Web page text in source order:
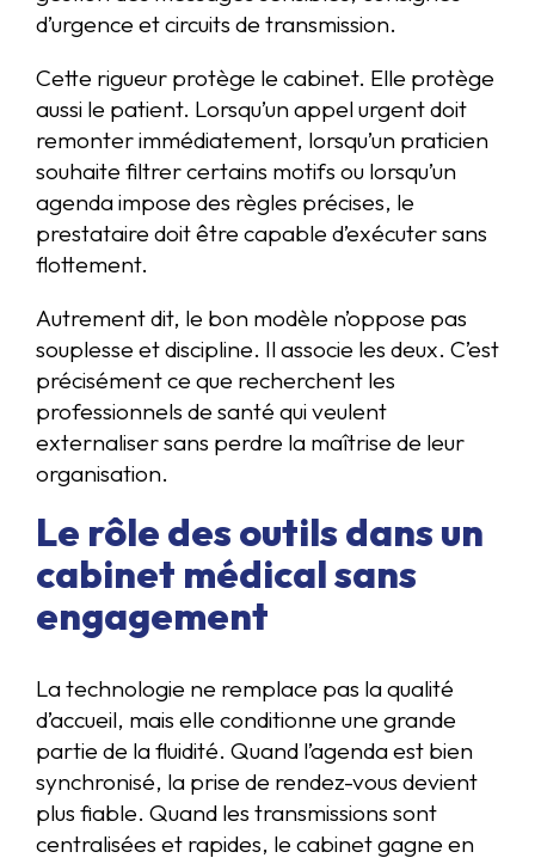
d’urgence et circuits de transmission.
Cette rigueur protège le cabinet. Elle protège
aussi le patient. Lorsqu’un appel urgent doit
remonter immédiatement, lorsqu’un praticien
souhaite filtrer certains motifs ou lorsqu’un
agenda impose des règles précises, le
prestataire doit être capable d’exécuter sans
flottement.
Autrement dit, le bon modèle n’oppose pas
souplesse et discipline. Il associe les deux. C’est
précisément ce que recherchent les
professionnels de santé qui veulent
externaliser sans perdre la maîtrise de leur
organisation.
Le rôle des outils dans un
cabinet médical sans
engagement
La technologie ne remplace pas la qualité
d’accueil, mais elle conditionne une grande
partie de la fluidité. Quand l’agenda est bien
synchronisé, la prise de rendez-vous devient
plus fiable. Quand les transmissions sont
centralisées et rapides, le cabinet gagne en